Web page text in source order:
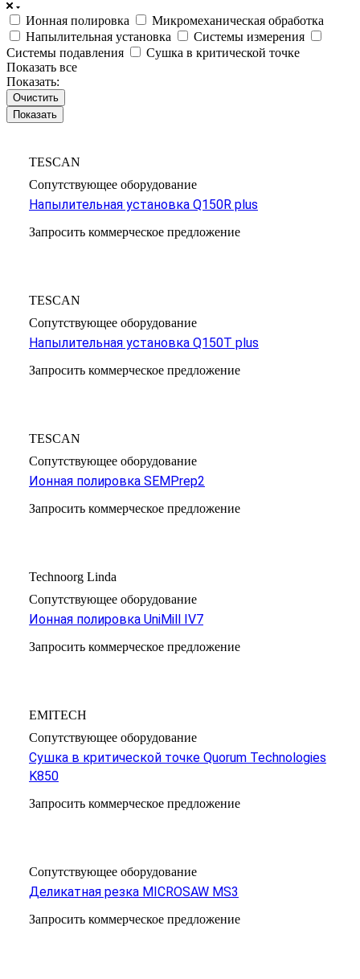
Ионная полировка
Микромеханическая обработка
Напылительная установка
Системы измерения
Системы подавления
Сушка в критической точке
Показать все
Показать:
Очистить
TESCAN
Сопутствующее оборудование
Напылительная установка Q150R plus
Запросить коммерческое предложение
TESCAN
Сопутствующее оборудование
Напылительная установка Q150T plus
Запросить коммерческое предложение
TESCAN
Сопутствующее оборудование
Ионная полировка SEMPrep2
Запросить коммерческое предложение
Technoorg Linda
Сопутствующее оборудование
Ионная полировка UniMill IV7
Запросить коммерческое предложение
EMITECH
Сопутствующее оборудование
Сушка в критической точке Quorum Technologies
K850
Запросить коммерческое предложение
Сопутствующее оборудование
Деликатная резка MICROSAW MS3
Запросить коммерческое предложение